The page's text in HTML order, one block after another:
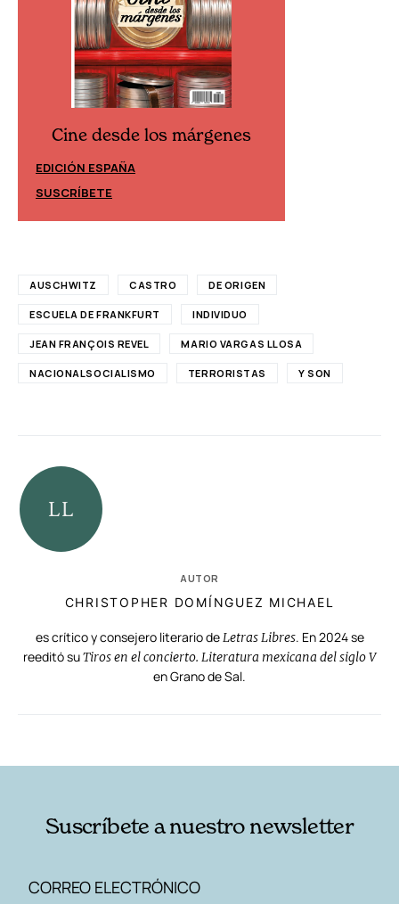
Cine desde los márgenes
EDICIÓN ESPAÑA
SUSCRÍBETE
AUSCHWITZ CASTRO DE ORIGEN
ESCUELA DE FRANKFURT INDIVIDUO
JEAN FRANÇOIS REVEL MARIO VARGAS LLOSA
NACIONALSOCIALISMO TERRORISTAS Y SON
AUTOR
CHRISTOPHER DOMÍNGUEZ MICHAEL
es crítico y consejero literario deLetras Libres. En 2024 se
reeditó suTiros en el concierto. Literatura mexicana del siglo V
en Grano de Sal.
Suscríbete a nuestro newsletter